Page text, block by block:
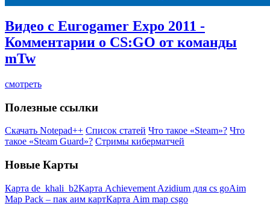
Видео c Eurogamer Expo 2011 -
Комментарии о CS:GO от команды
mTw
смотреть
Полезные ссылки
Скачать Notepad++ Список статей Что такое «Steam»? Что
такое «Steam Guard»? Стримы киберматчей
Новые Карты
Карта de_khali_b2Карта Achievement Azidium для cs goAim
Map Pack – пак аим картКарта Aim map csgo